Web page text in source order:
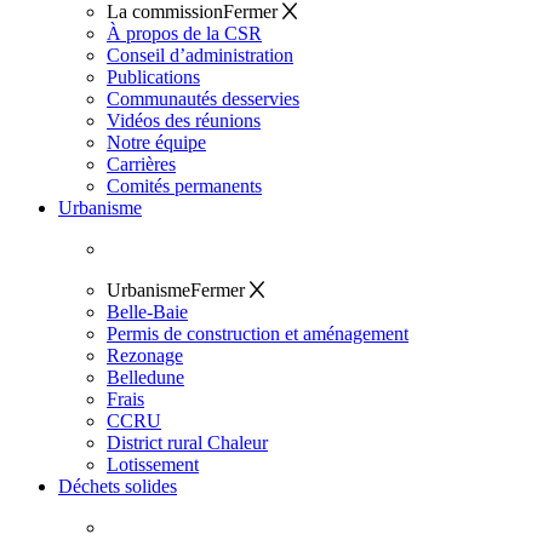
La commissionFermer
À propos de la CSR
Conseil d’administration
Publications
Communautés desservies
Vidéos des réunions
Notre équipe
Carrières
Comités permanents
Urbanisme
UrbanismeFermer
Belle-Baie
Permis de construction et aménagement
Rezonage
Belledune
Frais
CCRU
District rural Chaleur
Lotissement
Déchets solides